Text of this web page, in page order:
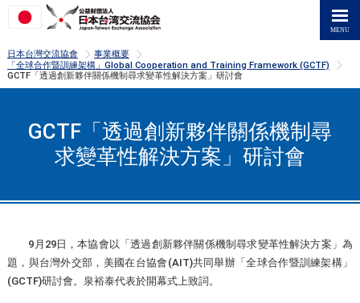
日本台灣交流協會 >
事業概要
「全球合作暨訓練架構」Global Cooperation and Training Framework (GCTF)
GCTF「透過創新夥伴關係機制尋求變革性解決方案」研討會
GCTF「透過創新夥伴關係機制尋
求變革性解決方案」研討會
9月29日，本協會以「透過創新夥伴關係機制尋求變革性解決方案」為
題，與台灣外交部，美國在台協會(AIT)共同舉辦「全球合作暨訓練架構」
(GCTF)研討會。泉裕泰代表於開幕式上致詞。